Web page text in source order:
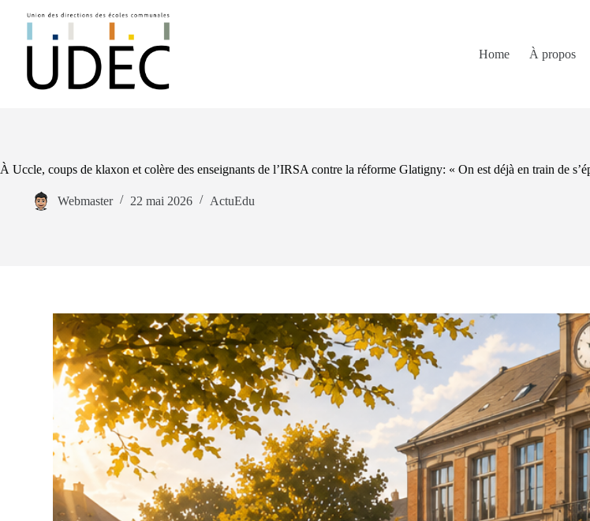
Home À propos
À Uccle, coups de klaxon et colère des enseignants de l’IRSA contre la réforme Glatigny: « On est déjà en train de
Webmaster 22 mai 2026 ActuEdu